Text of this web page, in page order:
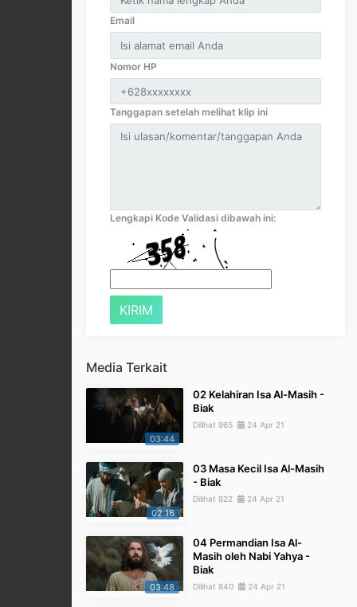
Email
Nomor HP
Tanggapan setelah melihat klip ini
Lengkapi Kode Validasi dibawah ini:
Media Terkait
03:44
02 Kelahiran Isa Al-Masih -
Biak
Dilihat 965 24 Apr 21
02:16
03 Masa Kecil Isa Al-Masih
- Biak
Dilihat 822 24 Apr 21
03:48
04 Permandian Isa Al-
Masih oleh Nabi Yahya -
Biak
Dilihat 840 24 Apr 21